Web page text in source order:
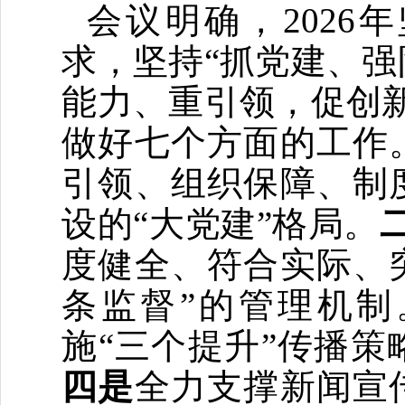
会议明确， 2026
求，坚持“抓党建、
能力、重引领，促创
做好七个方面的工作
引领、组织保障、制
设的“大党建”格局。
度健全、符合实际
条监督”的管理机制
施“三个提升”传播
四是全力支撑新闻宣